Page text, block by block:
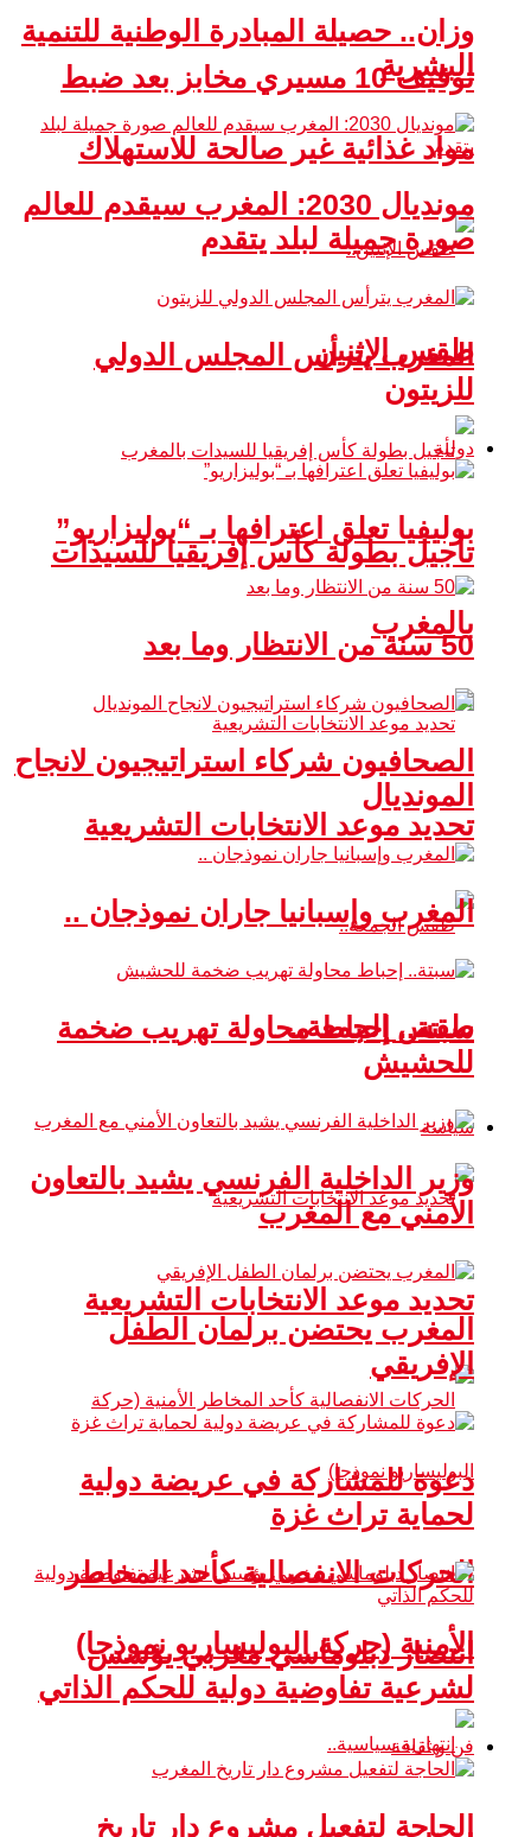
توقيف 10 مسيري مخابز بعد ضبط
مواد غذائية غير صالحة للاستهلاك
طقس الإثنين
تأجيل بطولة كأس إفريقيا للسيدات
بالمغرب
تحديد موعد الانتخابات التشريعية
طقس الجمعة..
سياسة
تحديد موعد الانتخابات التشريعية
الحركات الانفصالية كأحد المخاطر
الأمنية (حركة البوليساريو نموذجا)
وزان.. حصيلة المبادرة الوطنية للتنمية
البشرية
مونديال 2030: المغرب سيقدم للعالم
صورة جميلة لبلد يتقدم
المغرب يترأس المجلس الدولي
للزيتون
دولية
بوليفيا تعلق اعترافها بـ “بوليزاريو”
50 سنة من الانتظار وما بعد
الصحافيون شركاء استراتيجيون لانجاح
المونديال
المغرب وإسبانيا جاران نموذجان ..
سبتة.. إحباط محاولة تهريب ضخمة
للحشيش
وزير الداخلية الفرنسي يشيد بالتعاون
الأمني مع المغرب
المغرب يحتضن برلمان الطفل
الإفريقي
دعوة للمشاركة في عريضة دولية
لحماية تراث غزة
انتصار دبلوماسي مغربي يؤسس
لشرعية تفاوضية دولية للحكم الذاتي
فن و ثقافة
الحاجة لتفعيل مشروع دار تاريخ